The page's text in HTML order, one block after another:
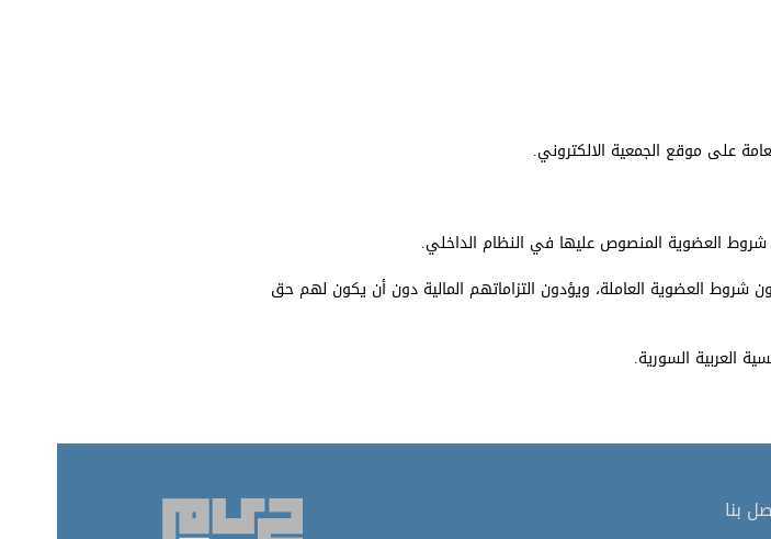
على موقع الجمعية الالكتروني.
شروط العضوية المنصوص عليها في النظام الداخلي.
شروط العضوية العاملة، ويؤدون التزاماتهم المالية دون أن يكون لهم حق
العربية السورية.
بنا